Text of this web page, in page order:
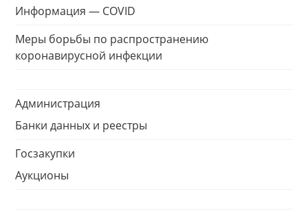
Информация — COVID
Меры борьбы по распространению
коронавирусной инфекции
Администрация
Банки данных и реестры
Госзакупки
Аукционы